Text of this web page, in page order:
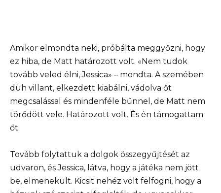
Amikor elmondta neki, próbálta meggyőzni, hogy
ez hiba, de Matt határozott volt. «Nem tudok
tovább veled élni, Jessica» – mondta. A szemében
düh villant, elkezdett kiabálni, vádolva őt
megcsalással és mindenféle bűnnel, de Matt nem
törődött vele. Határozott volt. És én támogattam
őt.
Tovább folytattuk a dolgok összegyűjtését az
udvaron, és Jessica, látva, hogy a játéka nem jött
be, elmenekült. Kicsit nehéz volt felfogni, hogy a